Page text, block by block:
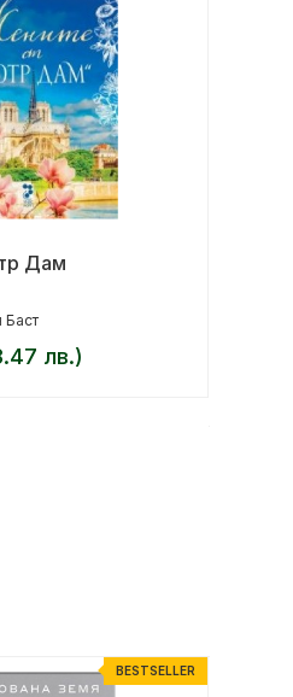
Дам
Баст
лв.)
BESTSELLER